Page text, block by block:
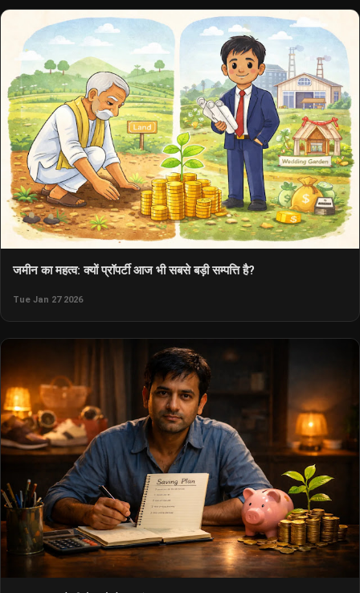
जमीन का महत्व: क्यों प्रॉपर्टी आज भी सबसे बड़ी सम्पत्ति है?
Tue Jan 27 2026